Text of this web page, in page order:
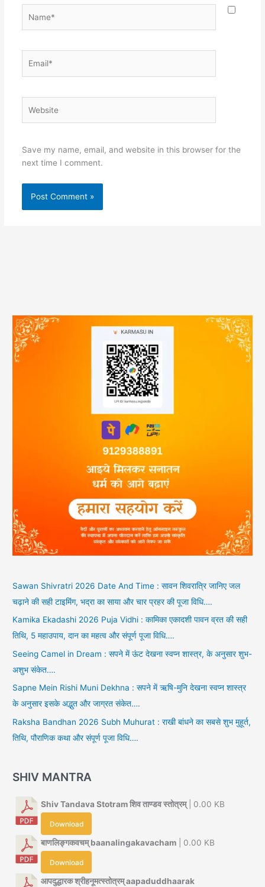
Save my name, email, and website in this browser for the
next time I comment.
Sawan Shivratri 2026 Date And Time : सावन शिवरात्रि जानिए जल
चढ़ाने की सही टाइमिंग, भद्रा का साया और चार प्रहर की पूजा विधि….
Kamika Ekadashi 2026 Puja Vidhi : कामिका एकादशी पावन व्रत की सही
तिथि, 5 महाउपाय, दान का महत्व और संपूर्ण पूजा विधि….
Seeing Camel in Dream : सपने में ऊंट देखना स्वप्न शास्त्र, के अनुसार शुभ-
अशुभ संकेत….
Sapne Mein Rishi Muni Dekhna : सपने में ऋषि-मुनि देखना स्वप्न शास्त्र
के अनुसार इसके अद्भुत और जाग्रत संकेत….
Raksha Bandhan 2026 Subh Muhurat : राखी बांधने का सबसे शुभ मुहूर्त,
तिथि, पौराणिक कथा और संपूर्ण पूजा विधि….
SHIV MANTRA
Shiv Tandava Stotram शिव ताण्डव स्तोत्रम्| 0.00 KB
Download
बाणलिङ्गकवचम् baanalingakavacham | 0.00 KB
Download
आपदुद्धारक श्रीहनूमत्स्तोत्रम् aapaduddhaarak